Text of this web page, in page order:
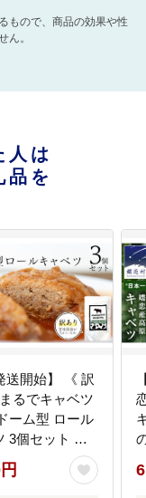
もので、商品の効果や性
ん。
人は
品を
送開始】 《 訳
るでキャベツ
ーム型 ロール
3個セット 訳
フードロス レ
ンチン レンジ